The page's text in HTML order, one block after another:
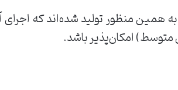
همین منظور تولید شده‌اند که اجرای
متوسط) امکان‌پذیر باشد.